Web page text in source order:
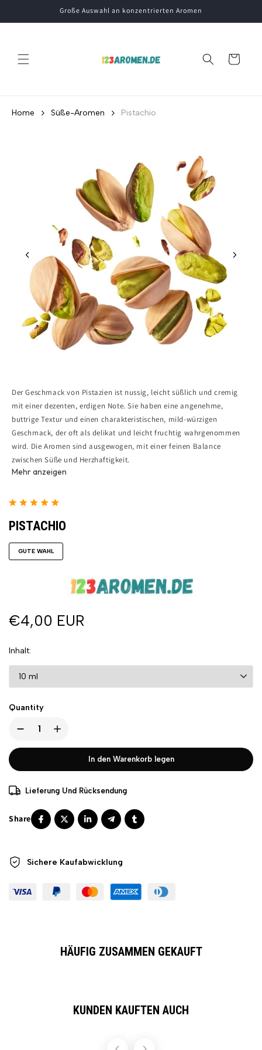
Inhalt
Große Auswahl an konzentrierten Aromen
Warenkorb
Home Süße-Aromen Pistachio
Der Geschmack von Pistazien ist nussig, leicht süßlich und cremig
mit einer dezenten, erdigen Note. Sie haben eine angenehme,
buttrige Textur und einen charakteristischen, mild-würzigen
Geschmack, der oft als delikat und leicht fruchtig wahrgenommen
wird. Die Aromen sind ausgewogen, mit einer feinen Balance
zwischen Süße und Herzhaftigkeit.
Mehr anzeigen
PISTACHIO
GUTE WAHL
€4,00 EUR
Inhalt
Quantity
In den Warenkorb legen
Lieferung Und Rücksendung
Sichere Kaufabwicklung
HÄUFIG ZUSAMMEN GEKAUFT
KUNDEN KAUFTEN AUCH